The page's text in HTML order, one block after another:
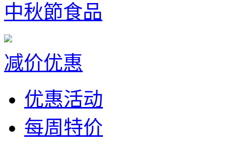
中秋節食品
减价优惠
优惠活动
每周特价